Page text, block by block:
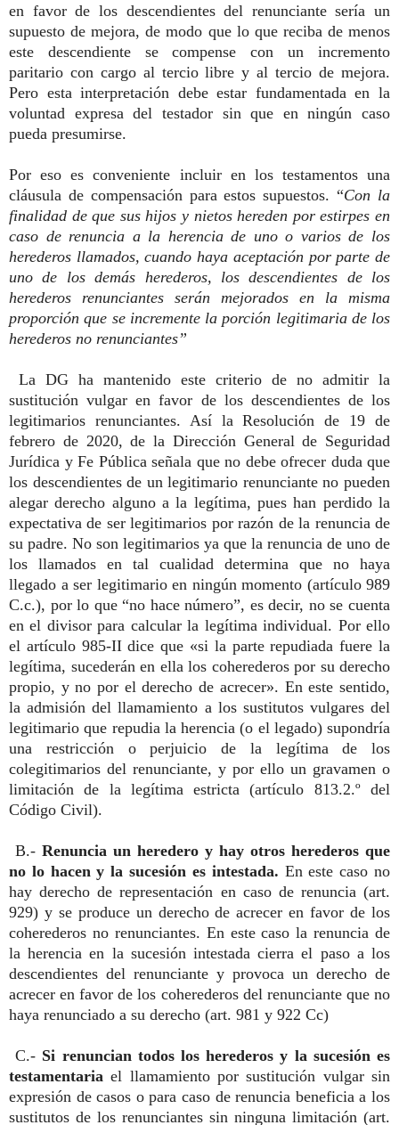
en favor de los descendientes del renunciante sería un
supuesto de mejora, de modo que lo que reciba de menos
este descendiente se compense con un incremento
paritario con cargo al tercio libre y al tercio de mejora.
Pero esta interpretación debe estar fundamentada en la
voluntad expresa del testador sin que en ningún caso
pueda presumirse.
Por eso es conveniente incluir en los testamentos una
cláusula de compensación para estos supuestos. “Con la
finalidad de que sus hijos y nietos hereden por estirpes en
caso de renuncia a la herencia de uno o varios de los
herederos llamados, cuando haya aceptación por parte de
uno de los demás herederos, los descendientes de los
herederos renunciantes serán mejorados en la misma
proporción que se incremente la porción legitimaria de los
herederos no renunciantes”
La DG ha mantenido este criterio de no admitir la
sustitución vulgar en favor de los descendientes de los
legitimarios renunciantes. Así la Resolución de 19 de
febrero de 2020, de la Dirección General de Seguridad
Jurídica y Fe Pública señala que no debe ofrecer duda que
los descendientes de un legitimario renunciante no pueden
alegar derecho alguno a la legítima, pues han perdido la
expectativa de ser legitimarios por razón de la renuncia de
su padre. No son legitimarios ya que la renuncia de uno de
los llamados en tal cualidad determina que no haya
llegado a ser legitimario en ningún momento (artículo 989
C.c.), por lo que “no hace número”, es decir, no se cuenta
en el divisor para calcular la legítima individual. Por ello
el artículo 985-II dice que «si la parte repudiada fuere la
legítima, sucederán en ella los coherederos por su derecho
propio, y no por el derecho de acrecer». En este sentido,
la admisión del llamamiento a los sustitutos vulgares del
legitimario que repudia la herencia (o el legado) supondría
una restricción o perjuicio de la legítima de los
colegitimarios del renunciante, y por ello un gravamen o
limitación de la legítima estricta (artículo 813.2.º del
Código Civil).
B.- Renuncia un heredero y hay otros herederos que
no lo hacen y la sucesión es intestada. En este caso no
hay derecho de representación en caso de renuncia (art.
929) y se produce un derecho de acrecer en favor de los
coherederos no renunciantes. En este caso la renuncia de
la herencia en la sucesión intestada cierra el paso a los
descendientes del renunciante y provoca un derecho de
acrecer en favor de los coherederos del renunciante que no
haya renunciado a su derecho (art. 981 y 922 Cc)
C.- Si renuncian todos los herederos y la sucesión es
testamentariael llamamiento por sustitución vulgar sin
expresión de casos o para caso de renuncia beneficia a los
sustitutos de los renunciantes sin ninguna limitación (art.